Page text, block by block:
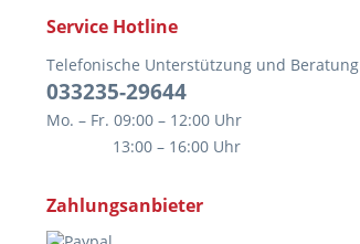
Service Hotline
Telefonische Unterstützung und Beratung
033235-29644
Mo. – Fr. 09:00 – 12:00 Uhr
13:00 – 16:00 Uhr
Zahlungsanbieter